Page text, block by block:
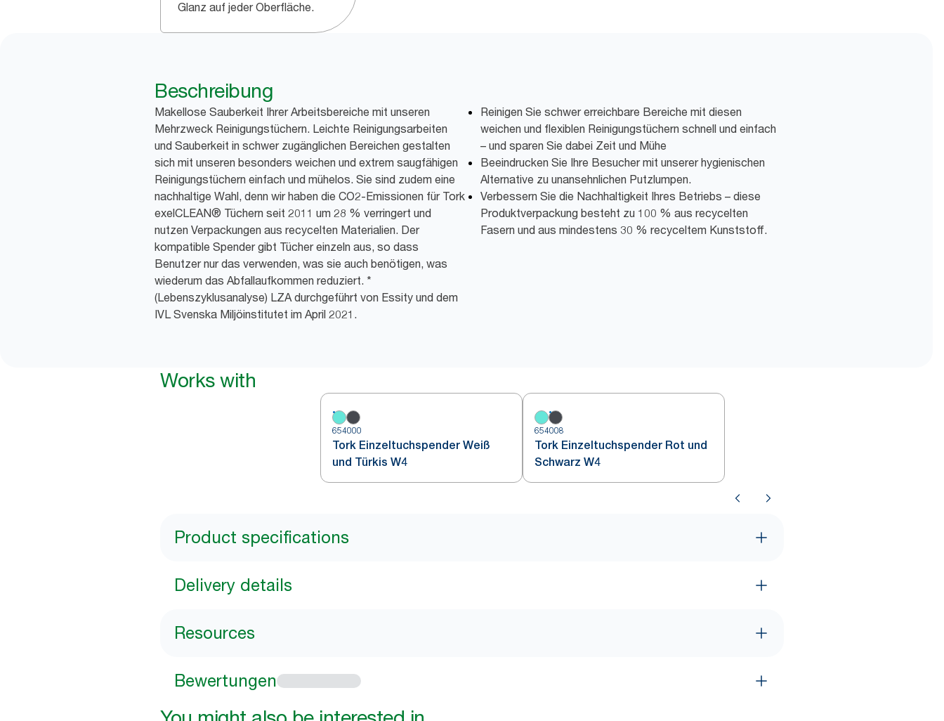
Glanz auf jeder Oberfläche.
Beschreibung
Makellose Sauberkeit Ihrer Arbeitsbereiche mit unseren
Mehrzweck Reinigungstüchern. Leichte Reinigungsarbeiten
und Sauberkeit in schwer zugänglichen Bereichen gestalten
sich mit unseren besonders weichen und extrem saugfähigen
Reinigungstüchern einfach und mühelos. Sie sind zudem eine
nachhaltige Wahl, denn wir haben die CO2-Emissionen für Tork
exelCLEAN® Tüchern seit 2011 um 28 % verringert und
nutzen Verpackungen aus recycelten Materialien. Der
kompatible Spender gibt Tücher einzeln aus, so dass
Benutzer nur das verwenden, was sie auch benötigen, was
wiederum das Abfallaufkommen reduziert. *
(Lebenszyklusanalyse) LZA durchgeführt von Essity und dem
IVL Svenska Miljöinstitutet im April 2021.
Reinigen Sie schwer erreichbare Bereiche mit diesen
weichen und flexiblen Reinigungstüchern schnell und einfach
– und sparen Sie dabei Zeit und Mühe
Beeindrucken Sie Ihre Besucher mit unserer hygienischen
Alternative zu unansehnlichen Putzlumpen.
Verbessern Sie die Nachhaltigkeit Ihres Betriebs – diese
Produktverpackung besteht zu 100 % aus recycelten
Fasern und aus mindestens 30 % recyceltem Kunststoff.
Works with
654000
Tork Einzeltuchspender Weiß
und Türkis W4
654008
Tork Einzeltuchspender Rot und
Schwarz W4
Product specifications
Delivery details
Resources
Bewertungen